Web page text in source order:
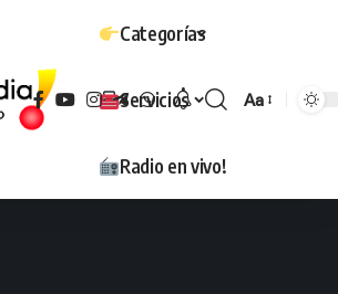
Categorías
Servicios
Radio en vivo!
Tamaño
Aa